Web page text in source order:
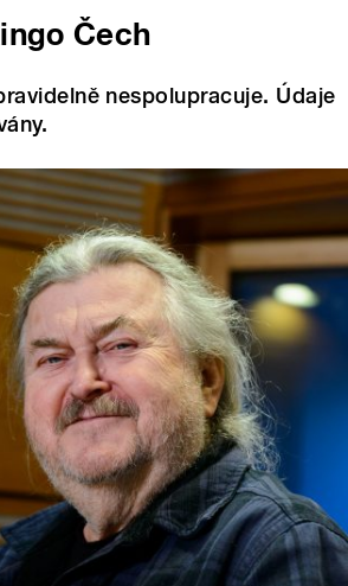
Čech
nespolupracuje. Údaje